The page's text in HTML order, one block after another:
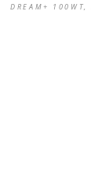
DREAM+